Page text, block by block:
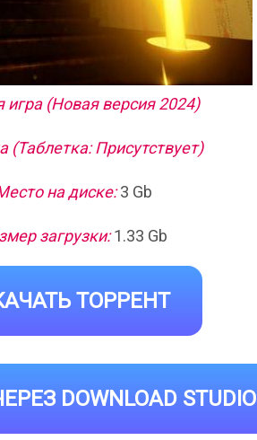
игра (Новая версия 2024)
(Таблетка: Присутствует)
на диске:3 Gb
загрузки:1.33 Gb
ТОРРЕНТ
DOWNLOAD STUDIO